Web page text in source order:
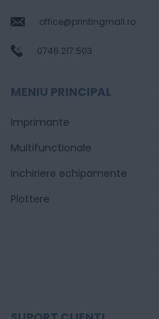
office@printingmall.ro
0746.217.503
MENIU PRINCIPAL
Imprimante
Multifunctionale
Inchiriere echipamente
Plottere